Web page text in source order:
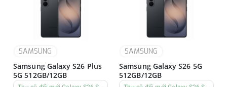
SAMSUNG
Samsung Galaxy S26 Plus
5G 512GB/12GB
SAMSUNG
Samsung Galaxy S26 5G
512GB/12GB